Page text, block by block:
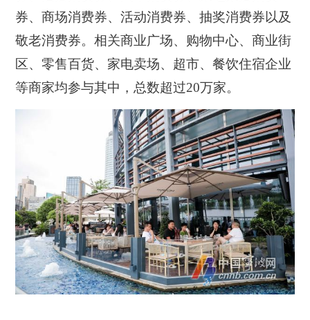
券、商场消费券、活动消费券、抽奖消费券以及
敬老消费券。相关商业广场、购物中心、商业街
区、零售百货、家电卖场、超市、餐饮住宿企业
等商家均参与其中，总数超过20万家。